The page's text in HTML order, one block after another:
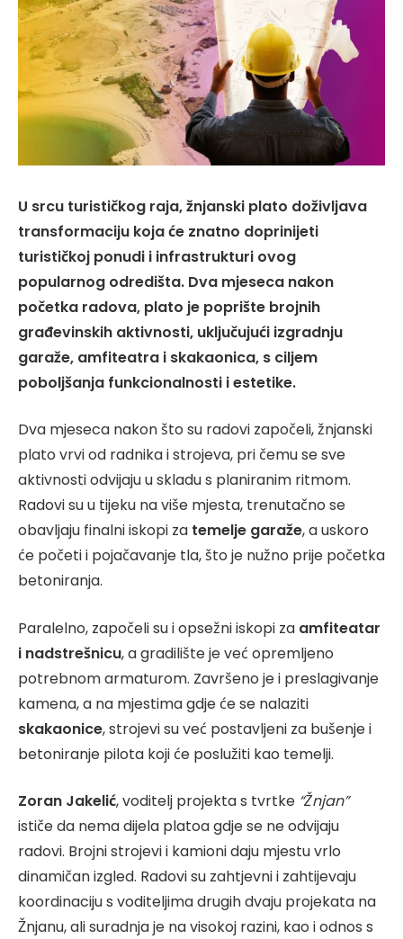
U srcu turističkog raja, žnjanski plato doživljava
transformaciju koja će znatno doprinijeti
turističkoj ponudi i infrastrukturi ovog
popularnog odredišta. Dva mjeseca nakon
početka radova, plato je poprište brojnih
građevinskih aktivnosti, uključujući izgradnju
garaže, amfiteatra i skakaonica, s ciljem
poboljšanja funkcionalnosti i estetike.
Dva mjeseca nakon što su radovi započeli, žnjanski
plato vrvi od radnika i strojeva, pri čemu se sve
aktivnosti odvijaju u skladu s planiranim ritmom.
Radovi su u tijeku na više mjesta, trenutačno se
obavljaju finalni iskopi za temelje garaže, a uskoro
će početi i pojačavanje tla, što je nužno prije početka
betoniranja.
Paralelno, započeli su i opsežni iskopi za amfiteatar
i nadstrešnicu, a gradilište je već opremljeno
potrebnom armaturom. Završeno je i preslagivanje
kamena, a na mjestima gdje će se nalaziti
skakaonice, strojevi su već postavljeni za bušenje i
betoniranje pilota koji će poslužiti kao temelji.
Zoran Jakelić, voditelj projekta s tvrtke “Žnjan”
ističe da nema dijela platoa gdje se ne odvijaju
radovi. Brojni strojevi i kamioni daju mjestu vrlo
dinamičan izgled. Radovi su zahtjevni i zahtijevaju
koordinaciju s voditeljima drugih dvaju projekata na
Žnjanu, ali suradnja je na visokoj razini, kao i odnos s